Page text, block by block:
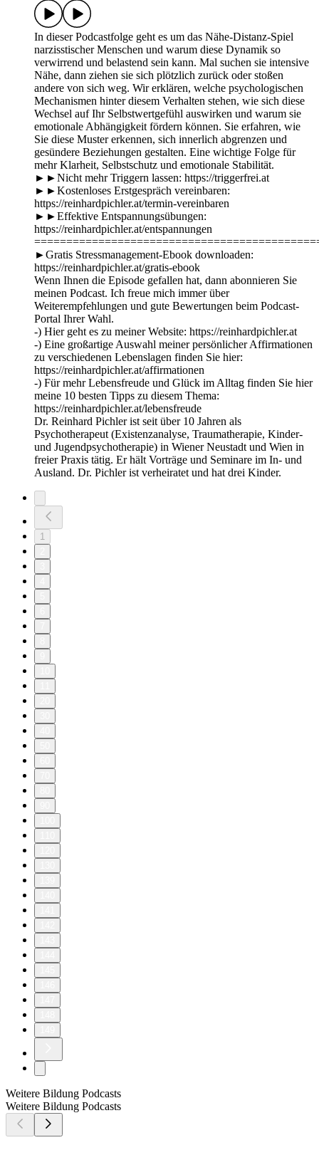
In dieser Podcastfolge geht es um das Nähe-Distanz-Spiel
narzisstischer Menschen und warum diese Dynamik so
verwirrend und belastend sein kann. Mal suchen sie intensive
Nähe, dann ziehen sie sich plötzlich zurück oder stoßen
andere von sich weg. Wir erklären, welche psychologischen
Mechanismen hinter diesem Verhalten stehen, wie sich diese
Wechsel auf Ihr Selbstwertgefühl auswirken und warum sie
emotionale Abhängigkeit fördern können. Sie erfahren, wie
Sie diese Muster erkennen, sich innerlich abgrenzen und
gesündere Beziehungen gestalten. Eine wichtige Folge für
mehr Klarheit, Selbstschutz und emotionale Stabilität.
►►Nicht mehr Triggern lassen: https://triggerfrei.at
►►Kostenloses Erstgespräch vereinbaren:
https://reinhardpichler.at/termin-vereinbaren
►►Effektive Entspannungsübungen:
https://reinhardpichler.at/entspannungen
►Gratis Stressmanagement-Ebook downloaden:
https://reinhardpichler.at/gratis-ebook
Wenn Ihnen die Episode gefallen hat, dann abonnieren Sie
meinen Podcast. Ich freue mich immer über
Weiterempfehlungen und gute Bewertungen beim Podcast-
Portal Ihrer Wahl.
-) Hier geht es zu meiner Website: https://reinhardpichler.at
-) Eine großartige Auswahl meiner persönlicher Affirmationen
zu verschiedenen Lebenslagen finden Sie hier:
https://reinhardpichler.at/affirmationen
-) Für mehr Lebensfreude und Glück im Alltag finden Sie hier
meine 10 besten Tipps zu diesem Thema:
https://reinhardpichler.at/lebensfreude
Dr. Reinhard Pichler ist seit über 10 Jahren als
Psychotherapeut (Existenzanalyse, Traumatherapie, Kinder-
und Jugendpsychotherapie) in Wiener Neustadt und Wien in
freier Praxis tätig. Er hält Vorträge und Seminare im In- und
Ausland. Dr. Pichler ist verheiratet und hat drei Kinder.
1
Weitere Bildung Podcasts
Weitere Bildung Podcasts